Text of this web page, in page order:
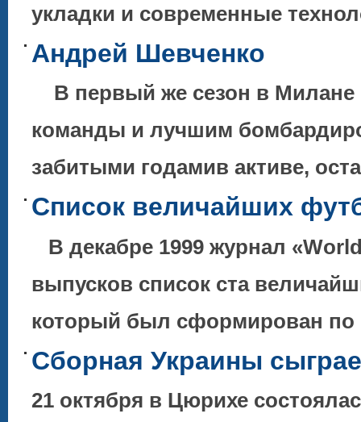
укладки и современные
Андрей Шевченко
В первый же сезон в Милане
команды и лучшим
забитыми годамив активе,
Список величайших
В декабре 1999 журнал
выпусков список ста
который был сформирован по
Сборная Украины
21 октября в Цюрихе